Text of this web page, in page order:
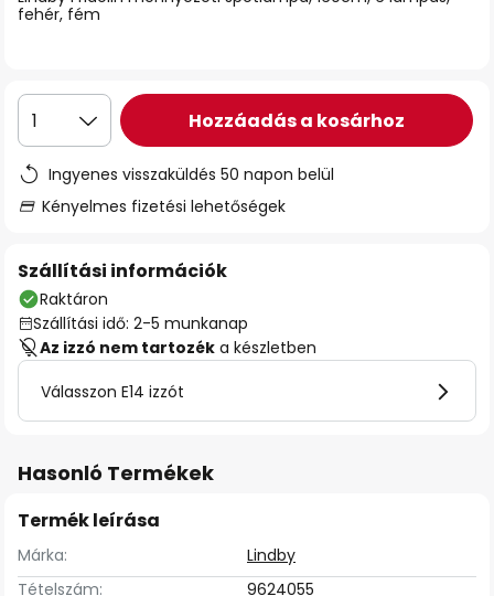
fehér, fém
1 Hozzáadás a kosárhoz
Ingyenes visszaküldés 50 napon belül
Kényelmes fizetési lehetőségek
Szállítási információk
Raktáron
Szállítási idő: 2-5 munkanap
Az izzó nem tartozék a készletben
Válasszon E14 izzót
Hasonló Termékek
Termék leírása
Márka:
Lindby
Tételszám:
9624055